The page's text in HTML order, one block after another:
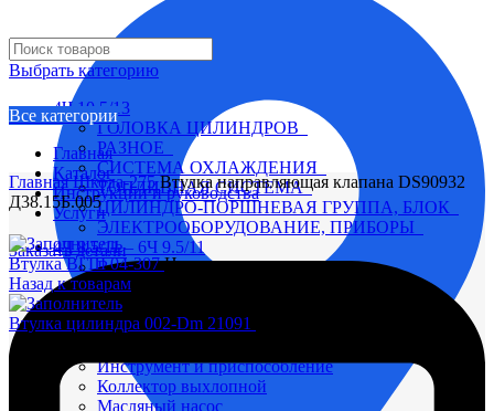
Выбрать категорию
4Ч 10,5/13
ГОЛОВКА ЦИЛИНДРОВ
РАЗНОЕ
СИСТЕМА ОХЛАЖДЕНИЯ
ТОПЛИВНАЯ СИСТЕМА
ЦИЛИНДРО-ПОРШНЕВАЯ ГРУППА, БЛОК
ЭЛЕКТРООБОРУДОВАНИЕ, ПРИБОРЫ
4Ч 8,5/11 – 6Ч 9.5/11
Вал коленчатый
Вал распределительный
Водяной насос
Глушитель
Инструмент и приспособление
Коллектор выхлопной
Масляный насос
Все категории
Главная
Каталог
Инструкции и руководства
Услуги
Заказать детали
ГлавнаяШкода-275Втулка направляющая клапана DS90932
Д38.15Б.005
Втулка ВГШ 04-307Цена по запросу
Назад к товарам
Втулка цилиндра 002-Dm 21091
Увеличить